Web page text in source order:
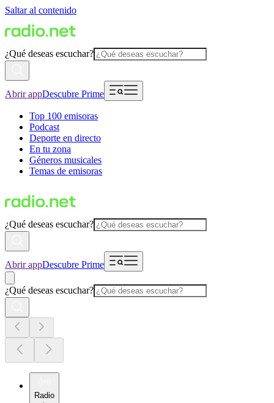
Saltar al contenido
¿Qué deseas escuchar?
Abrir appDescubre Prime
Top 100 emisoras
Podcast
Deporte en directo
En tu zona
Géneros musicales
Temas de emisoras
¿Qué deseas escuchar?
Abrir appDescubre Prime
¿Qué deseas escuchar?
Radio